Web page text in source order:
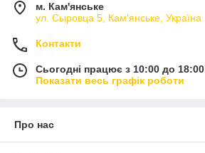
м. Кам'янське
ул. Сыровца 5, Кам'янське, Україна
Контакти
Сьогодні працює з 10:00 до 18:00
Показати весь графік роботи
Про нас